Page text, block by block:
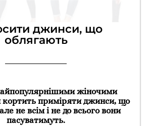
джинси, що
облягають
жіночими
приміряти джинси, що
не всім і не до всього вони
пасуватимуть.